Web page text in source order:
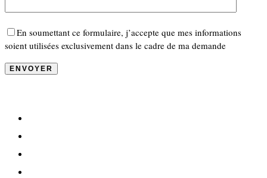
En soumettant ce formulaire, j’accepte que mes informations
soient utilisées exclusivement dans le cadre de ma demande